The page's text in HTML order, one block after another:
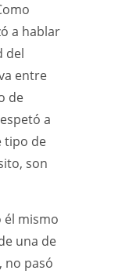
a hablar
del
entre
de
a
tipo de
son
él mismo
una de
no pasó